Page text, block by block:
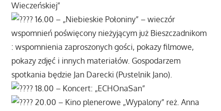
Wieczeńskiej”
16.00 – „Niebieskie Połoniny” – wieczór
wspomnień poświęcony nieżyjącym już Bieszczadnikom
: wspomnienia zaproszonych gości, pokazy filmowe,
pokazy zdjęć i innych materiałów. Gospodarzem
spotkania będzie Jan Darecki (Pustelnik Jano).
18.00 – Koncert: „ECHOnaSan”
20.00 – Kino plenerowe „Wypalony” reż. Anna